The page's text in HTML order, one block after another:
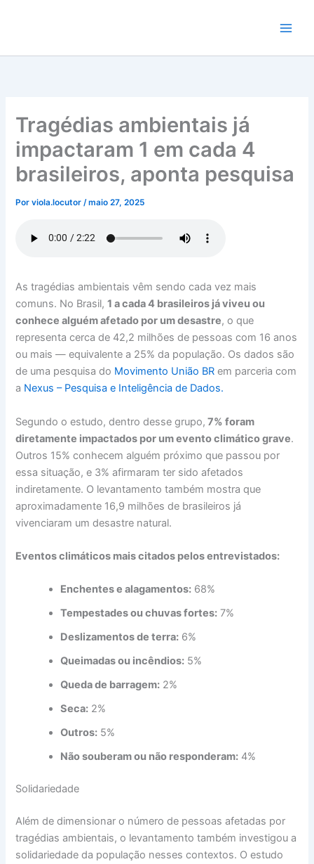
conteúdo
Tragédias ambientais já
impactaram 1 em cada 4
brasileiros, aponta pesquisa
Porviola.locutor/maio 27, 2025
As tragédias ambientais vêm sendo cada vez mais
comuns. No Brasil,1 a cada 4 brasileiros já viveu ou
conhece alguém afetado por um desastre, o que
representa cerca de 42,2 milhões de pessoas com 16 anos
ou mais — equivalente a 25% da população. Os dados são
de uma pesquisa do Movimento União BR em parceria com
a Nexus – Pesquisa e Inteligência de Dados.
Segundo o estudo, dentro desse grupo, 7% foram
diretamente impactados por um evento climático grave.
Outros 15% conhecem alguém próximo que passou por
essa situação, e 3% afirmaram ter sido afetados
indiretamente. O levantamento também mostra que
aproximadamente 16,9 milhões de brasileiros já
vivenciaram um desastre natural.
Eventos climáticos mais citados pelos entrevistados:
Enchentes e alagamentos: 68%
Tempestades ou chuvas fortes: 7%
Deslizamentos de terra: 6%
Queimadas ou incêndios: 5%
Queda de barragem: 2%
Seca: 2%
Outros: 5%
Não souberam ou não responderam: 4%
Solidariedade
Além de dimensionar o número de pessoas afetadas por
tragédias ambientais, o levantamento também investigou a
solidariedade da população nesses contextos. O estudo